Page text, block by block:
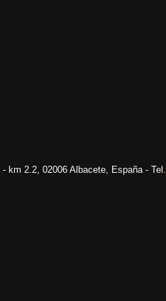
km 2.2, 02006 Albacete, España - Tel.